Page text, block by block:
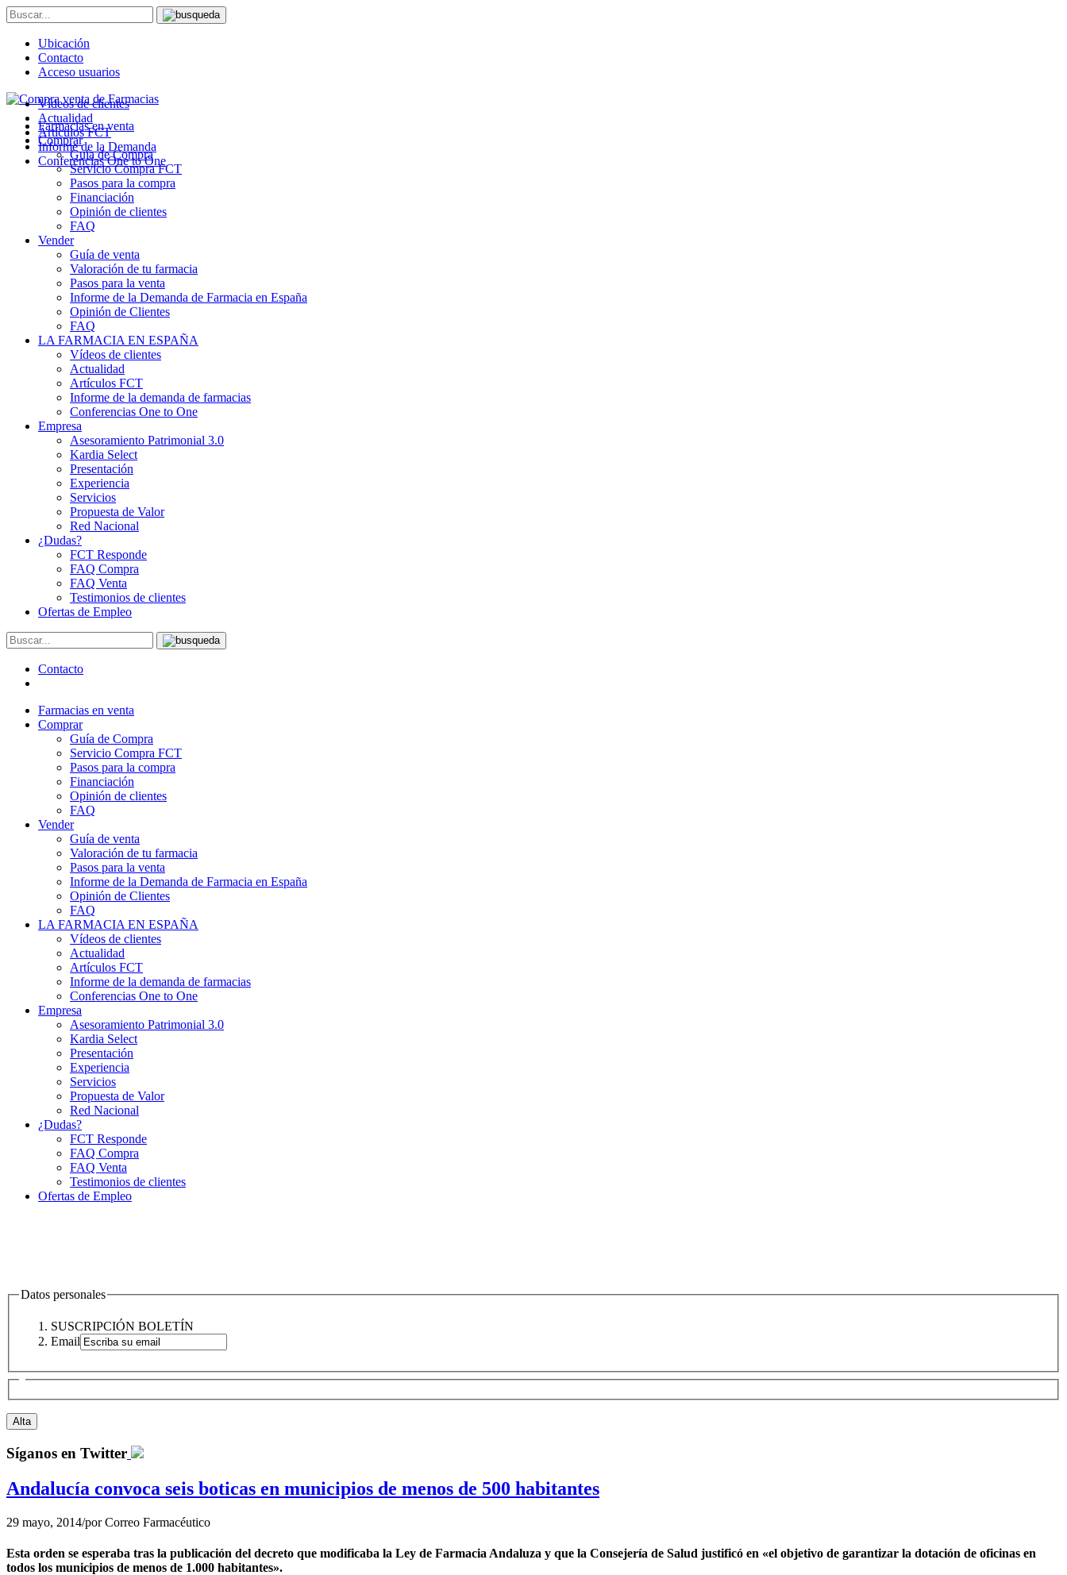
Ubicación
Contacto
Acceso usuarios
Farmacias en venta
Comprar
Guía de Compra
Servicio Compra FCT
Pasos para la compra
Financiación
Opinión de clientes
FAQ
Vender
Guía de venta
Valoración de tu farmacia
Pasos para la venta
Informe de la Demanda de Farmacia en España
Opinión de Clientes
FAQ
LA FARMACIA EN ESPAÑA
Vídeos de clientes
Actualidad
Artículos FCT
Informe de la demanda de farmacias
Conferencias One to One
Empresa
Asesoramiento Patrimonial 3.0
Kardia Select
Presentación
Experiencia
Servicios
Propuesta de Valor
Red Nacional
¿Dudas?
FCT Responde
FAQ Compra
FAQ Venta
Testimonios de clientes
Ofertas de Empleo
Contacto
Farmacias en venta
Comprar
Guía de Compra
Servicio Compra FCT
Pasos para la compra
Financiación
Opinión de clientes
FAQ
Vender
Guía de venta
Valoración de tu farmacia
Pasos para la venta
Informe de la Demanda de Farmacia en España
Opinión de Clientes
FAQ
LA FARMACIA EN ESPAÑA
Vídeos de clientes
Actualidad
Artículos FCT
Informe de la demanda de farmacias
Conferencias One to One
Empresa
Asesoramiento Patrimonial 3.0
Kardia Select
Presentación
Experiencia
Servicios
Propuesta de Valor
Red Nacional
¿Dudas?
FCT Responde
FAQ Compra
FAQ Venta
Testimonios de clientes
Ofertas de Empleo
Vídeos de clientes
Actualidad
Artículos FCT
Informe de la Demanda
Conferencias One to One
Datos personales
SUSCRIPCIÓN BOLETÍN
Email
Síganos en Twitter
Andalucía convoca seis boticas en municipios de menos de 500 habitantes
29 mayo, 2014/porCorreo Farmacéutico
Esta orden se esperaba tras la publicación del decreto que modificaba la Ley de Farmacia Andaluza y que la Consejería de Salud justificó en «el objetivo de garantizar la dotación de oficinas en
todos los municipios de menos de 1.000 habitantes».